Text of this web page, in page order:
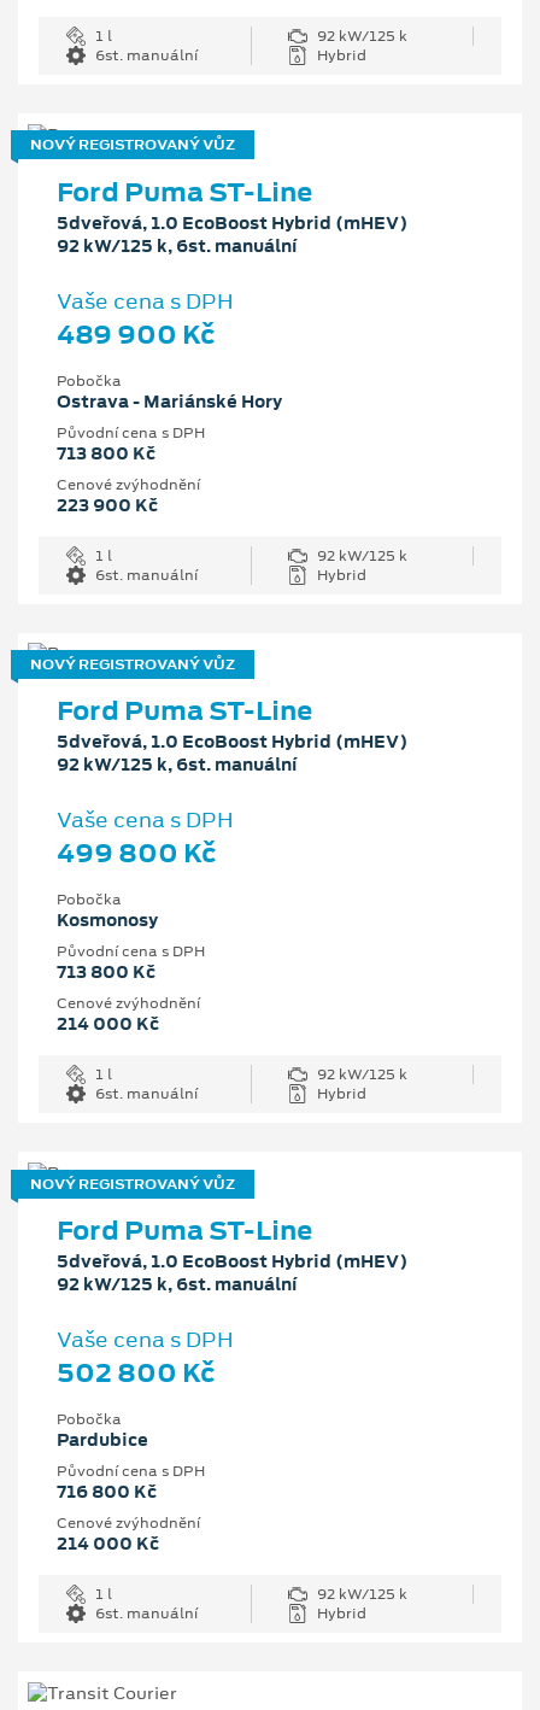
1 l
92 kW/125 k
6st. manuální
Hybrid
NOVÝ REGISTROVANÝ VŮZ
Ford Puma ST-Line
5dveřová, 1.0 EcoBoost Hybrid (mHEV)
92 kW/125 k, 6st. manuální
Vaše cena s DPH
489 900 Kč
Pobočka
Ostrava - Mariánské Hory
Původní cena s DPH
713 800 Kč
Cenové zvýhodnění
223 900 Kč
1 l
92 kW/125 k
6st. manuální
Hybrid
NOVÝ REGISTROVANÝ VŮZ
Ford Puma ST-Line
5dveřová, 1.0 EcoBoost Hybrid (mHEV)
92 kW/125 k, 6st. manuální
Vaše cena s DPH
499 800 Kč
Pobočka
Kosmonosy
Původní cena s DPH
713 800 Kč
Cenové zvýhodnění
214 000 Kč
1 l
92 kW/125 k
6st. manuální
Hybrid
NOVÝ REGISTROVANÝ VŮZ
Ford Puma ST-Line
5dveřová, 1.0 EcoBoost Hybrid (mHEV)
92 kW/125 k, 6st. manuální
Vaše cena s DPH
502 800 Kč
Pobočka
Pardubice
Původní cena s DPH
716 800 Kč
Cenové zvýhodnění
214 000 Kč
1 l
92 kW/125 k
6st. manuální
Hybrid